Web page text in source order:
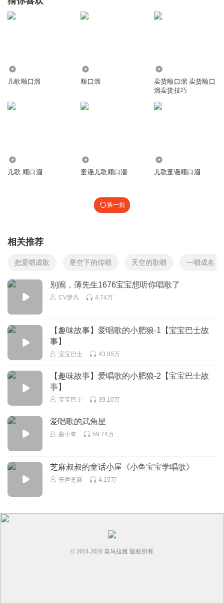
儿歌顺口溜 顺口溜
卖货顺口溜 卖货顺口
溜卖货技巧
儿歌 顺口溜 童谣儿歌顺口溜 儿歌童谣顺口溜
换一批
相关推荐
把爱唱成歌 星空下的传唱 天空的歌唱 一唱成名
别闹，薄先生1676宝宝想听你唱歌了
CV梦凡 4.74万
【趣味故事】爱唱歌的小肥狼-1【宝宝巴士故
事】
宝宝巴士 43.85万
【趣味故事】爱唱歌的小肥狼-2【宝宝巴士故
事】
宝宝巴士 39.10万
爱唱歌的武角星
曲小奇 59.74万
芝麻叔叔的童话小屋《小鱼宝宝学唱歌》
开声芝麻 4.15万
© 2014-2026 喜马拉雅 版权所有